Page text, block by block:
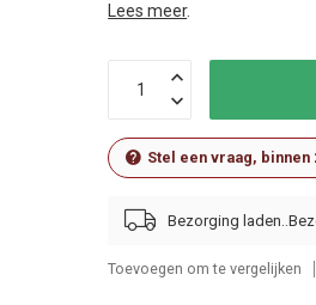
Lees meer.
Stel een vraag, binnen
Bezorging laden..
Toevoegen om te vergelijken